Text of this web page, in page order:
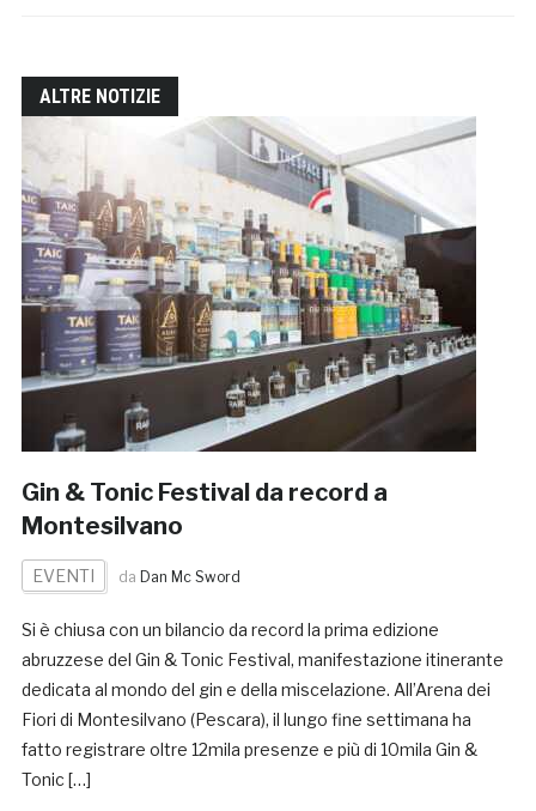
ALTRE NOTIZIE
Gin & Tonic Festival da record a
Montesilvano
EVENTI da Dan Mc Sword
Si è chiusa con un bilancio da record la prima edizione
abruzzese del Gin & Tonic Festival, manifestazione itinerante
dedicata al mondo del gin e della miscelazione. All’Arena dei
Fiori di Montesilvano (Pescara), il lungo fine settimana ha
fatto registrare oltre 12mila presenze e più di 10mila Gin &
Tonic […]